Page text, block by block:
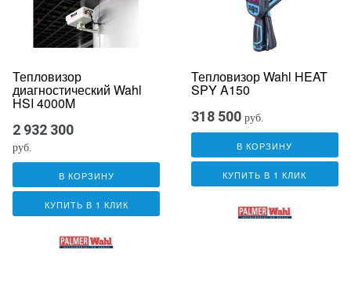
Тепловизор
диагностический Wahl
HSI 4000M
2 932 300
руб.
В КОРЗИНУ
КУПИТЬ В 1 КЛИК
Тепловизор Wahl HEAT
SPY A150
318 500 руб.
В КОРЗИНУ
КУПИТЬ В 1 КЛИК